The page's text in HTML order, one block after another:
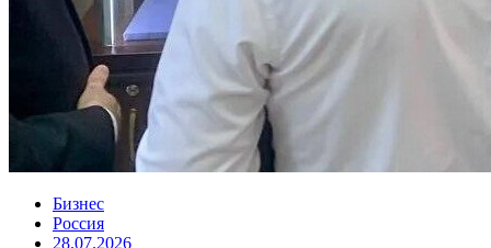
Бизнес
Россия
28.07.2026